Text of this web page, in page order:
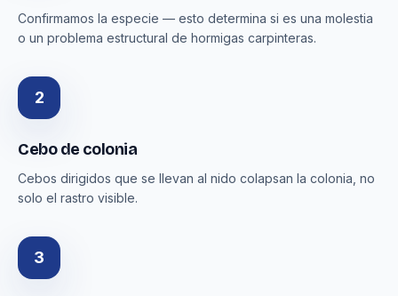
Confirmamos la especie — esto determina si es una molestia
o un problema estructural de hormigas carpinteras.
2
Cebo de colonia
Cebos dirigidos que se llevan al nido colapsan la colonia, no
solo el rastro visible.
3